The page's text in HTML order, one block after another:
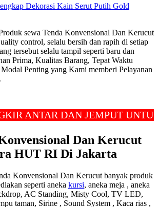
Dekorasi Kain Serut Putih Gold
sewa Tenda Konvensional Dan Kerucut
control, selalu bersih dan rapih di setiap
tersebut selalu tampil seperti baru dan
Prima, Kualitas Barang, Tepat Waktu
Penting yang Kami memberi Pelayanan
DAN JEMPUT UNTUK
Dan Kerucut
HUT RI Di Jakarta
Konvensional Dan Kerucut banyak produk
seperti aneka kursi, aneka meja , aneka
AC Standing, Misty Cool, TV LED,
taman, Sirine , Sound System , Kaca rias ,